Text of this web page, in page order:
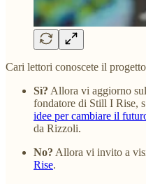
Cari lettori conoscete il
Sì? Allora vi aggiorno
fondatore di Still I Rise,
idee per cambiare il
da Rizzoli.
No? Allora vi invito a
Rise.